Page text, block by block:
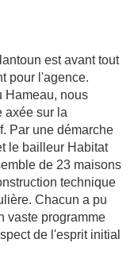
est avant tout
pour l'agence.
Hameau, nous
axée sur la
Par une démarche
le bailleur Habitat
de 23 maisons
technique
Chacun a pu
vaste programme
de l'esprit initial